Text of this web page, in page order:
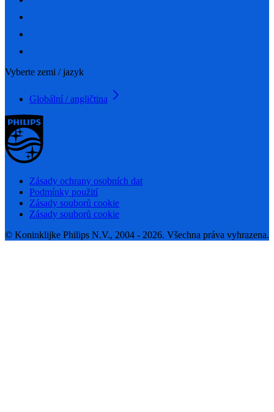
Vyberte zemi / jazyk
Globální / angličtina
Zásady ochrany osobních dat
Podmínky použití
Zásady souborů cookie
Zásady souborů cookie
© Koninklijke Philips N.V., 2004 - 2026. Všechna práva vyhrazena.